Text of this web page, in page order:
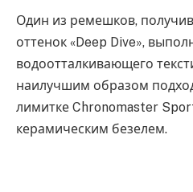
Один из ремешков,
оттенок «Deep Dive»,
водоотталкивающего
наилучшим образом
лимитке Chronomaster
керамическим безелем.